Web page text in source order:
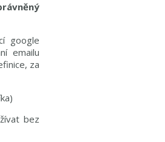
google
emailu
za
bez